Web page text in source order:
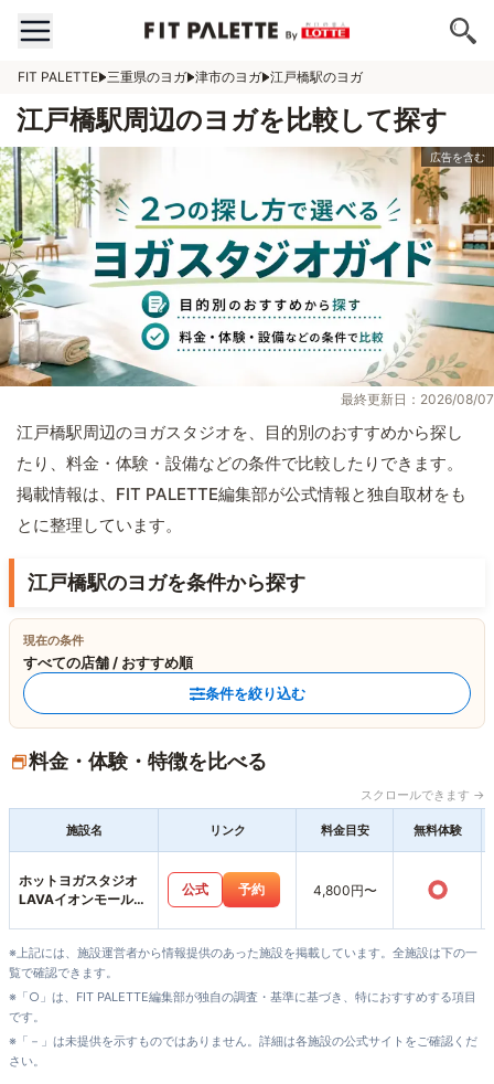
FIT PALETTE 三重県のヨガ 津市のヨガ 江戸橋駅のヨガ
江戸橋駅周辺のヨガを比較して探す
最終更新日：2026/08/07
江戸橋駅周辺のヨガスタジオを、目的別のおすすめから探し
たり、料金・体験・設備などの条件で比較したりできます。
掲載情報は、FIT PALETTE編集部が公式情報と独自取材をも
とに整理しています。
江戸橋駅のヨガを条件から探す
現在の条件
すべての店舗 / おすすめ順
条件を絞り込む
料金・体験・特徴を比べる
スクロールできます →
施設名 リンク 料金目安 無料体験
ホットヨガスタジオ
LAVAイオンモール津
公式 予約 4,800円〜 ○
※上記には、施設運営者から情報提供のあった施設を掲載しています。全施設は下の一
覧で確認できます。
※「○」は、FIT PALETTE編集部が独自の調査・基準に基づき、特におすすめする項目
です。
※「－」は未提供を示すものではありません。詳細は各施設の公式サイトをご確認くだ
さい。